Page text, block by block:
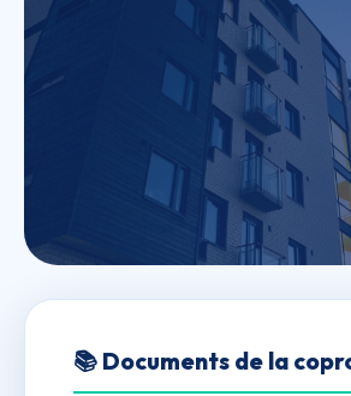
RESIDENCE LES
📚 Documents de la